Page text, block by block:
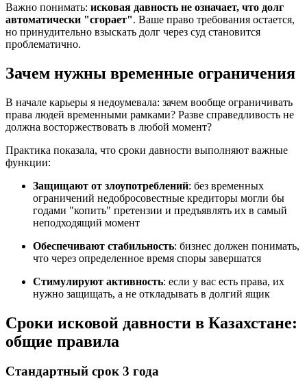
Важно понимать: исковая давность не означает, что долг
автоматически "сгорает". Ваше право требования остается,
но принудительно взыскать долг через суд становится
проблематично.
Зачем нужны временные ограничения
В начале карьеры я недоумевала: зачем вообще ограничивать
права людей временными рамками? Разве справедливость не
должна восторжествовать в любой момент?
Практика показала, что сроки давности выполняют важные
функции:
Защищают от злоупотреблений: без временных
ограничений недобросовестные кредиторы могли бы
годами "копить" претензии и предъявлять их в самый
неподходящий момент
Обеспечивают стабильность: бизнес должен понимать,
что через определенное время споры завершатся
Стимулируют активность: если у вас есть права, их
нужно защищать, а не откладывать в долгий ящик
Сроки исковой давности в Казахстане:
общие правила
Стандартный срок 3 года